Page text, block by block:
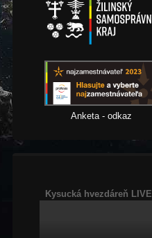
Anketa - odkaz
Kysucká hvezdáreň LIVE